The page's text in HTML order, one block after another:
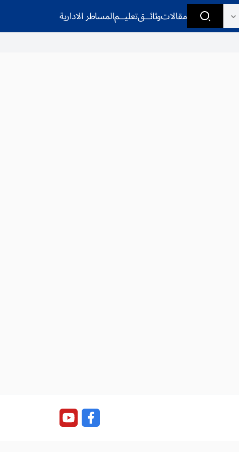
مقالاتوثائــقتعليــمالمساطر الادارية